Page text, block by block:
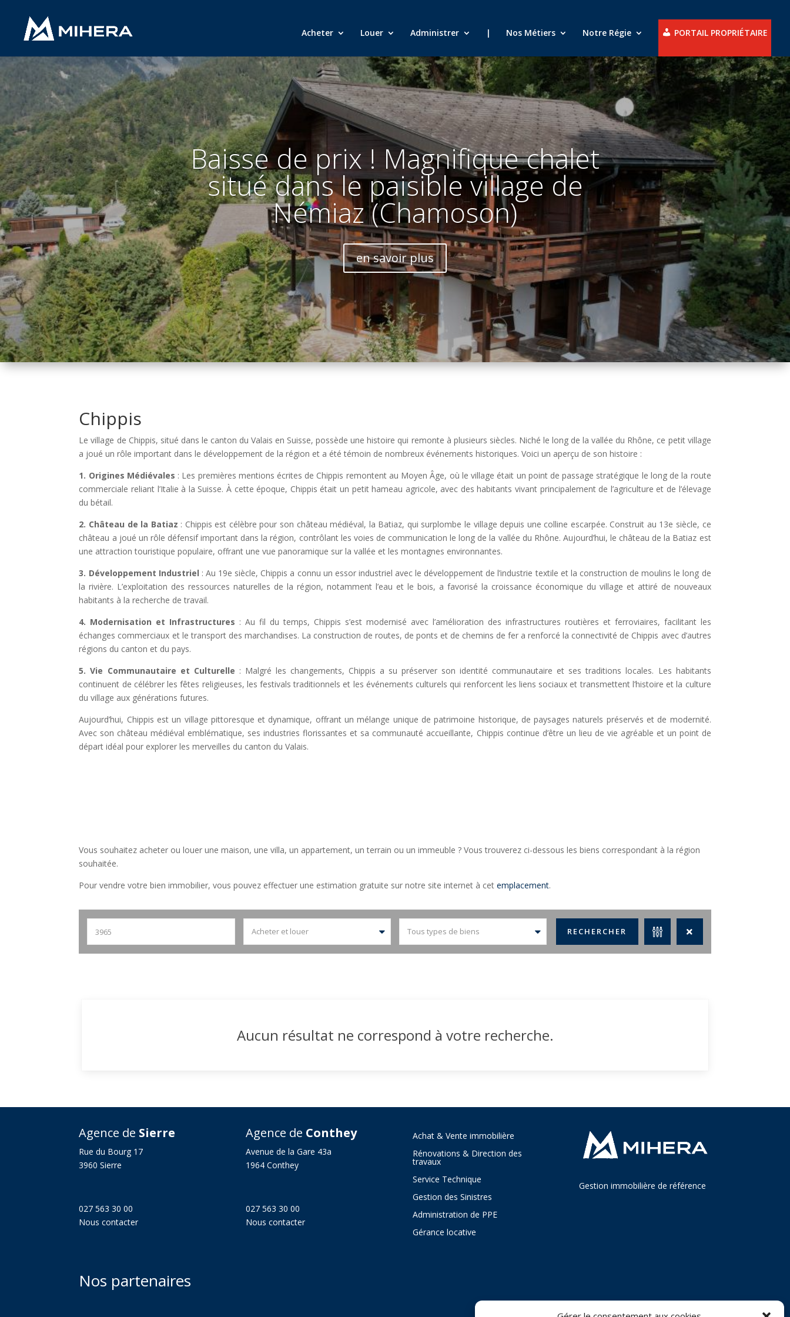
Acheter Louer Administrer | Nos Métiers Notre Régie PORTAIL PROPRIÉTAIRE
Baisse de prix ! Magnifique chalet
situé dans le paisible village de
Némiaz (Chamoson)
en savoir plus
Chippis
Le village de Chippis, situé dans le canton du Valais en Suisse, possède une histoire qui remonte à plusieurs siècles. Niché le long de la vallée du Rhône, ce petit village
a joué un rôle important dans le développement de la région et a été témoin de nombreux événements historiques. Voici un aperçu de son histoire :
1. Origines Médiévales : Les premières mentions écrites de Chippis remontent au Moyen Âge, où le village était un point de passage stratégique le long de la route
commerciale reliant l’Italie à la Suisse. À cette époque, Chippis était un petit hameau agricole, avec des habitants vivant principalement de l’agriculture et de l’élevage
du bétail.
2. Château de la Batiaz : Chippis est célèbre pour son château médiéval, la Batiaz, qui surplombe le village depuis une colline escarpée. Construit au 13e siècle, ce
château a joué un rôle défensif important dans la région, contrôlant les voies de communication le long de la vallée du Rhône. Aujourd’hui, le château de la Batiaz est
une attraction touristique populaire, offrant une vue panoramique sur la vallée et les montagnes environnantes.
3. Développement Industriel : Au 19e siècle, Chippis a connu un essor industriel avec le développement de l’industrie textile et la construction de moulins le long de
la rivière. L’exploitation des ressources naturelles de la région, notamment l’eau et le bois, a favorisé la croissance économique du village et attiré de nouveaux
habitants à la recherche de travail.
4. Modernisation et Infrastructures : Au fil du temps, Chippis s’est modernisé avec l’amélioration des infrastructures routières et ferroviaires, facilitant les
échanges commerciaux et le transport des marchandises. La construction de routes, de ponts et de chemins de fer a renforcé la connectivité de Chippis avec d’autres
régions du canton et du pays.
5. Vie Communautaire et Culturelle : Malgré les changements, Chippis a su préserver son identité communautaire et ses traditions locales. Les habitants
continuent de célébrer les fêtes religieuses, les festivals traditionnels et les événements culturels qui renforcent les liens sociaux et transmettent l’histoire et la culture
du village aux générations futures.
Aujourd’hui, Chippis est un village pittoresque et dynamique, offrant un mélange unique de patrimoine historique, de paysages naturels préservés et de modernité.
Avec son château médiéval emblématique, ses industries florissantes et sa communauté accueillante, Chippis continue d’être un lieu de vie agréable et un point de
départ idéal pour explorer les merveilles du canton du Valais.
Vous souhaitez acheter ou louer une maison, une villa, un appartement, un terrain ou un immeuble ? Vous trouverez ci-dessous les biens correspondant à la région
souhaitée.
Pour vendre votre bien immobilier, vous pouvez effectuer une estimation gratuite sur notre site internet à cetemplacement.
Acheter et louer Tous types de biens
Aucun résultat ne correspond à votre recherche.
Agence de Sierre
Rue du Bourg 17
3960 Sierre
027 563 30 00
Nous contacter
Agence de Conthey
Avenue de la Gare 43a
1964 Conthey
027 563 30 00
Nous contacter
Achat & Vente immobilière
Rénovations & Direction des
travaux
Service Technique
Gestion des Sinistres
Administration de PPE
Gérance locative
Gestion immobilière de référence
Nos partenaires